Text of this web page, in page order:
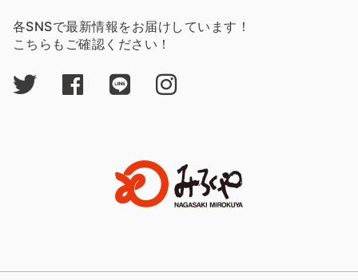
各SNSで最新情報をお届けしています！
こちらもご確認ください！